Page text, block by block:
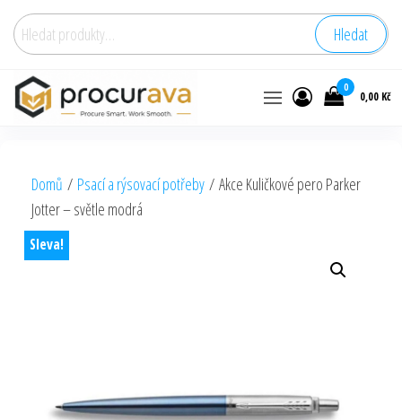
Hledat: Hledat
0
0,00 Kč
Domů / Psací a rýsovací potřeby / Akce Kuličkové pero Parker
Jotter – světle modrá
Sleva!